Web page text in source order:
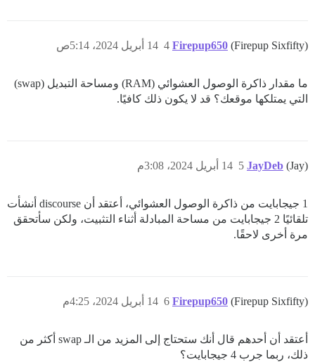
Firepup650 (Firepup Sixfifty) 14 أبريل 2024، 5:14ص 4
ما مقدار ذاكرة الوصول العشوائي (RAM) ومساحة التبديل (swap)
التي يمتلكها موقعك؟ قد لا يكون ذلك كافيًا.
JayDeb (Jay) 14 أبريل 2024، 3:08م 5
1 جيجابايت من ذاكرة الوصول العشوائي، أعتقد أن discourse أنشأت
تلقائيًا 2 جيجابايت من مساحة المبادلة أثناء التثبيت، ولكن سأتحقق
مرة أخرى لاحقًا.
Firepup650 (Firepup Sixfifty) 14 أبريل 2024، 4:25م 6
أعتقد أن أحدهم قال أنك ستحتاج إلى المزيد من الـ swap أكثر من
ذلك، ربما جرب 4 جيجابايت؟